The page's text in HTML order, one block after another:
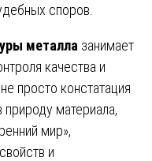
споров.
металла занимает
качества и
просто констатация
природу материала,
мир»,
и